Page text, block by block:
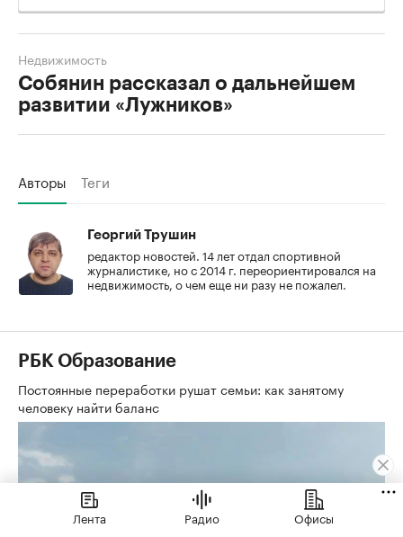
Собянин рассказал о дальнейшем
развитии «Лужников»
Недвижимость
Авторы Теги
Георгий Трушин
редактор новостей. 14 лет отдал спортивной
журналистике, но с 2014 г. переориентировался на
недвижимость, о чем еще ни разу не пожалел.
РБК Образование
Постоянные переработки рушат семьи: как занятому
человеку найти баланс
Лента Радио Офисы